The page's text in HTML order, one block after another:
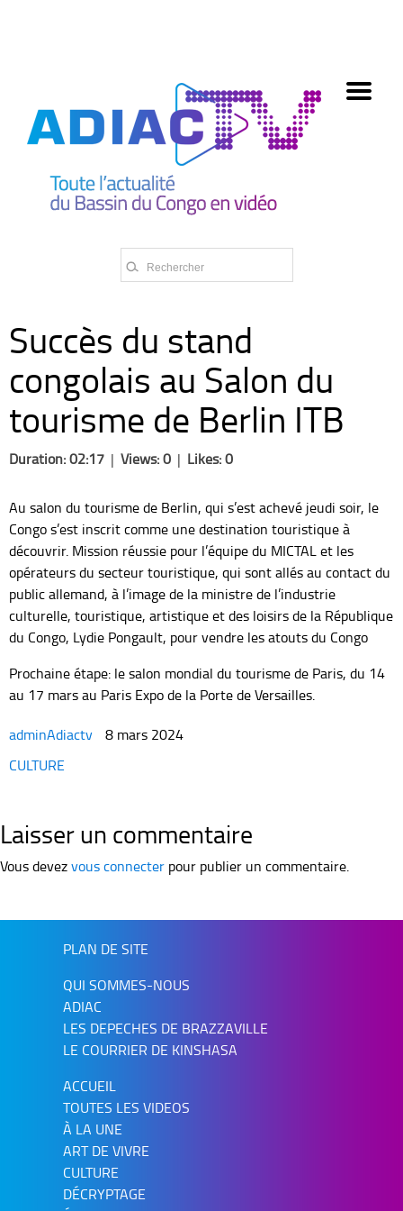
Succès du stand
congolais au Salon du
tourisme de Berlin ITB
Duration: 02:17 | Views: 0 | Likes: 0
Au salon du tourisme de Berlin, qui s’est achevé jeudi soir, le
Congo s’est inscrit comme une destination touristique à
découvrir. Mission réussie pour l’équipe du MICTAL et les
opérateurs du secteur touristique, qui sont allés au contact du
public allemand, à l’image de la ministre de l’industrie
culturelle, touristique, artistique et des loisirs de la République
du Congo, Lydie Pongault, pour vendre les atouts du Congo
Prochaine étape: le salon mondial du tourisme de Paris, du 14
au 17 mars au Paris Expo de la Porte de Versailles.
adminAdiactv
8 mars 2024
Categories
CULTURE
Laisser un commentaire
Vous devezvous connecter pour publier un commentaire.
PLAN DE SITE
QUI SOMMES-NOUS
ADIAC
LES DEPECHES DE BRAZZAVILLE
LE COURRIER DE KINSHASA
ACCUEIL
TOUTES LES VIDEOS
À LA UNE
ART DE VIVRE
CULTURE
DÉCRYPTAGE